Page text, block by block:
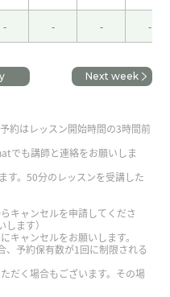
伴的价值观。但有
( 男性 )
时候终于松了一口气
但是孩子们都满意
( 40代 男性 )
我学习😄请您帮助我
- - - -
Next week
約はレッスン開始時間の3時間前
でも講師と連絡をお願いしま
す。50分のレッスンを受講した
キャンセルを申請してくださ
ます）
キャンセルをお願いします。
、予約保有数が1回に制限される
だく場合もございます。その場